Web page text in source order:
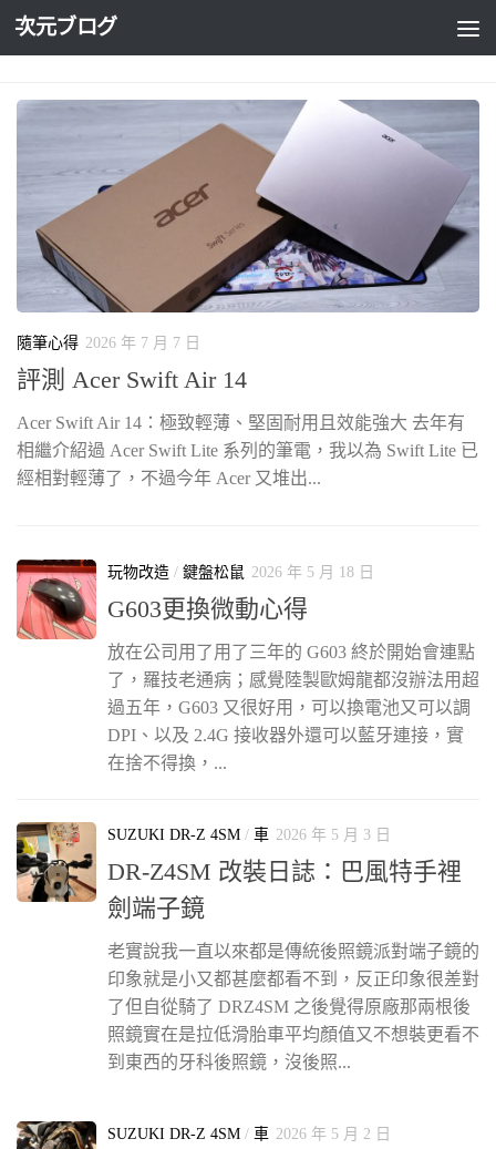
Skip to content
次元ブログ
隨筆心得 2026 年 7 月 7 日
評測 Acer Swift Air 14
Acer Swift Air 14：極致輕薄、堅固耐用且效能強大 去年有
相繼介紹過 Acer Swift Lite 系列的筆電，我以為 Swift Lite 已
經相對輕薄了，不過今年 Acer 又堆出...
玩物改造 / 鍵盤松鼠 2026 年 5 月 18 日
G603更換微動心得
放在公司用了用了三年的 G603 終於開始會連點
了，羅技老通病；感覺陸製歐姆龍都沒辦法用超
過五年，G603 又很好用，可以換電池又可以調
DPI、以及 2.4G 接收器外還可以藍牙連接，實
在捨不得換，...
SUZUKI DR-Z 4SM / 車 2026 年 5 月 3 日
DR-Z4SM 改裝日誌：巴風特手裡
劍端子鏡
老實說我一直以來都是傳統後照鏡派對端子鏡的
印象就是小又都甚麼都看不到，反正印象很差對
了但自從騎了 DRZ4SM 之後覺得原廠那兩根後
照鏡實在是拉低滑胎車平均顏值又不想裝更看不
到東西的牙科後照鏡，沒後照...
SUZUKI DR-Z 4SM / 車 2026 年 5 月 2 日